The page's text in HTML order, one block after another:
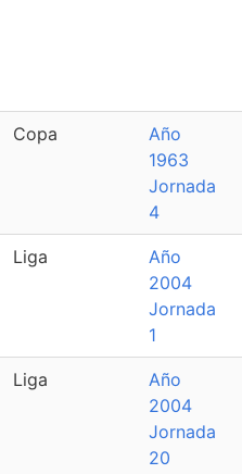
Copa
Año
1963
Jornada
4
Liga
Año
2004
Jornada
1
Liga
Año
2004
Jornada
20